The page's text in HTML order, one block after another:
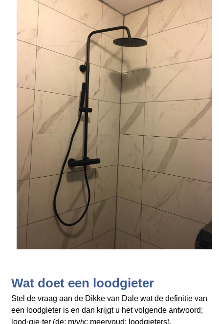
Wat doet een loodgieter
Stel de vraag aan de Dikke van Dale wat de definitie van
een loodgieter is en dan krijgt u het volgende antwoord;
lood·gie·ter (de; m/v/x; meervoud: loodgieters),